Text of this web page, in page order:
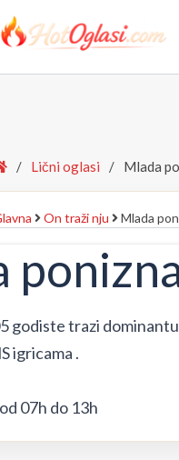
Home
/ Lični oglasi / Mlada
On traži nju Mlada
godiste trazi
igricama .
od 07h do 13h